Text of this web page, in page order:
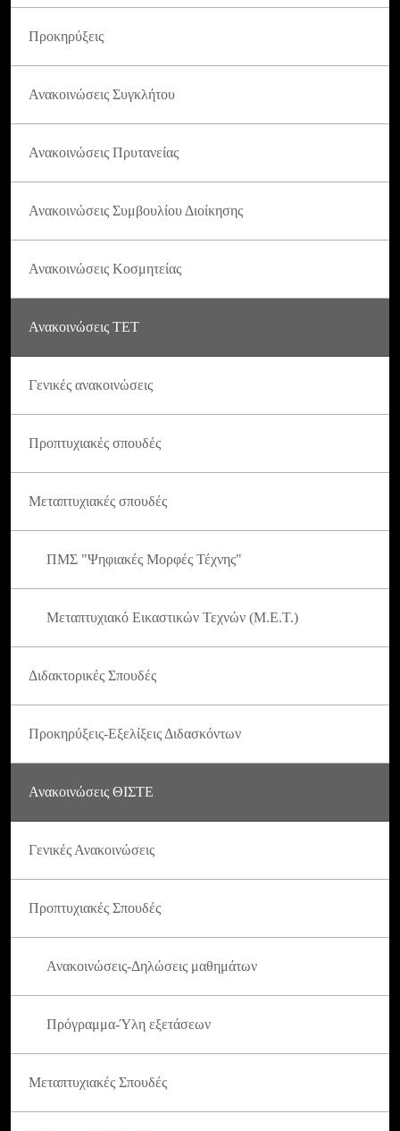
Προκηρύξεις
Ανακοινώσεις Συγκλήτου
Ανακοινώσεις Πρυτανείας
Ανακοινώσεις Συμβουλίου Διοίκησης
Ανακοινώσεις Κοσμητείας
Ανακοινώσεις ΤΕΤ
Γενικές ανακοινώσεις
Προπτυχιακές σπουδές
Μεταπτυχιακές σπουδές
ΠΜΣ "Ψηφιακές Μορφές Τέχνης"
Μεταπτυχιακό Εικαστικών Τεχνών (Μ.Ε.Τ.)
Διδακτορικές Σπουδές
Προκηρύξεις-Εξελίξεις Διδασκόντων
Ανακοινώσεις ΘΙΣΤΕ
Γενικές Ανακοινώσεις
Προπτυχιακές Σπουδές
Ανακοινώσεις-Δηλώσεις μαθημάτων
Πρόγραμμα-Ύλη εξετάσεων
Μεταπτυχιακές Σπουδές